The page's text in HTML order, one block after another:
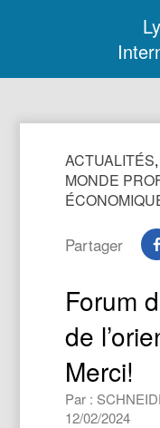
ACTUALITÉS,
MONDE
Partager
Forum
de
Merci!
Par :
12/02/2024